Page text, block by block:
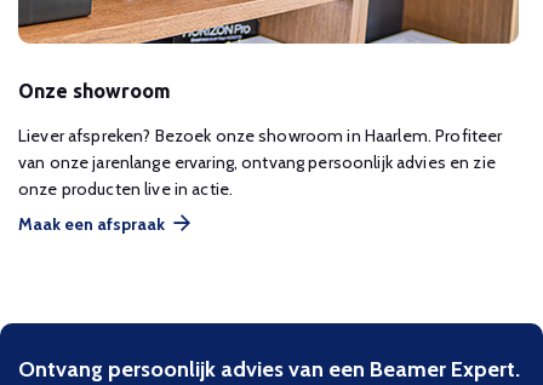
Onze showroom
Liever afspreken? Bezoek onze showroom in Haarlem. Profiteer
van onze jarenlange ervaring, ontvang persoonlijk advies en zie
onze producten live in actie.
Maak een afspraak
Ontvang persoonlijk advies van een Beamer Expert.